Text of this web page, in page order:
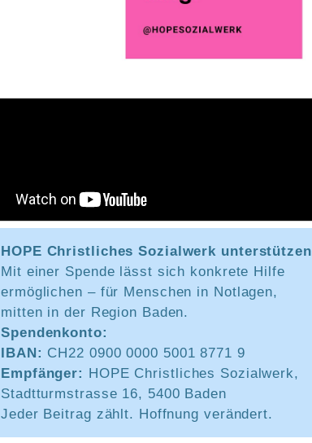
HOPE Christliches Sozialwerk unterstützen
Mit einer Spende lässt sich konkrete Hilfe
ermöglichen – für Menschen in Notlagen,
mitten in der Region Baden.
Spendenkonto:
IBAN: CH22 0900 0000 5001 8771 9
Empfänger:
HOPE Christliches Sozialwerk,
Stadtturmstrasse 16, 5400 Baden
Jeder Beitrag zählt. Hoffnung verändert.